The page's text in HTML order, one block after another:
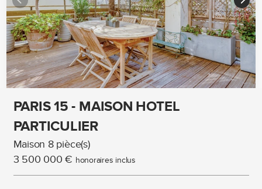
PARIS 15 - MAISON HOTEL
PARTICULIER
Maison 8 pièce(s)
3 500 000 € honoraires inclus